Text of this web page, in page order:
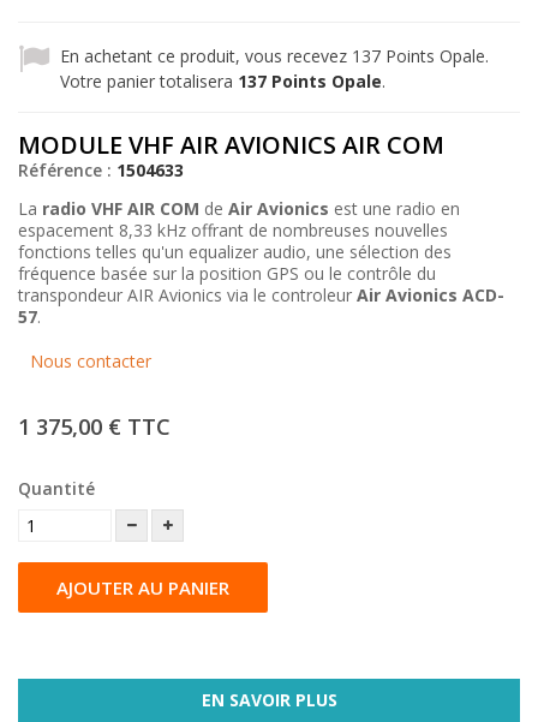
En achetant ce produit, vous recevez 137 Points Opale.
Votre panier totalisera 137 Points Opale.
MODULE VHF AIR AVIONICS AIR COM
Référence : 1504633
La radio VHF AIR COM de Air Avionics est une radio en
espacement 8,33 kHz offrant de nombreuses nouvelles
fonctions telles qu'un equalizer audio, une sélection des
fréquence basée sur la position GPS ou le contrôle du
transpondeur AIR Avionics via le controleur Air Avionics ACD-
57.
Nous contacter
1 375,00 € TTC
Quantité
AJOUTER AU PANIER
EN SAVOIR PLUS